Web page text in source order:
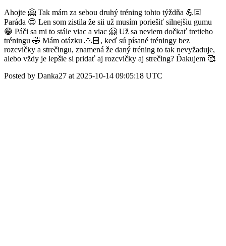
Ahojte 🤗 Tak mám za sebou druhý tréning tohto týždňa 💪🏻
Paráda 😍 Len som zistila že sii už musím poriešiť silnejšiu gumu
😁 Páči sa mi to stále viac a viac 🤗 Už sa neviem dočkať tretieho
tréningu 🤣 Mám otázku 🙏🏻, keď sú písané tréningy bez
rozcvičky a strečingu, znamená že daný tréning to tak nevyžaduje,
alebo vždy je lepšie si pridať aj rozcvičky aj strečing? Ďakujem 🥰
Posted by Danka27 at 2025-10-14 09:05:18 UTC